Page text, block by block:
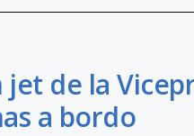
jet de la
a bordo